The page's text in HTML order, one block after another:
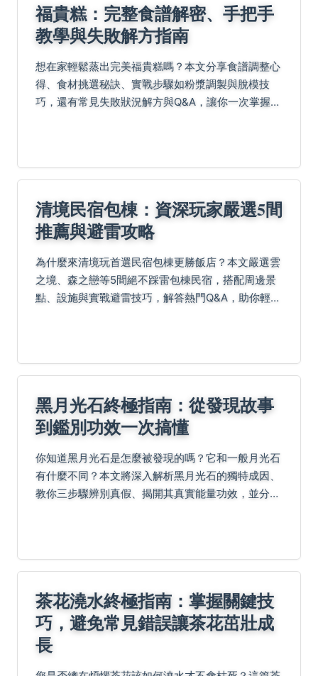
福貴糕：完整食譜解密、手把手
教學與失敗解方指南
想在家輕鬆蒸出完美福貴糕嗎？本文分享食譜調整心
得、食材挑選秘訣、實戰步驟如粉漿調製與脫模技
巧，還有常見失敗狀況解方與Q&A，讓你一次掌握冷
清境民宿包棟：資深玩家嚴選5間
推薦與避雷攻略
為什麼來清境玩首選民宿包棟更勝飯店？本文嚴選雲
之境、森之戀等5間絕不踩雷包棟民宿，搭配周邊景
點、設施與實戰避雷技巧，解答熱門Q&A，助你輕鬆
黑月光石終極指南：從發現故事
到鑑別功效一次搞懂
你知道黑月光石是怎麼被發現的嗎？它和一般月光石
有什麼不同？本文將深入解析黑月光石的獨特成因、
教你三步驟辨別真假、揭開其真實能量功效，並分享
茶花澆水終極指南：掌握關鍵技
巧，避免常見錯誤讓茶花茁壯成
長